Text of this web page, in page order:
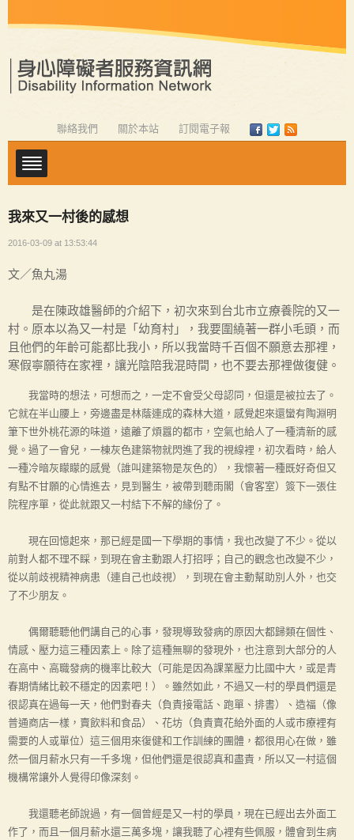
聯絡我們 關於本站 訂閱電子報
我來又一村後的感想
2016-03-09 at 13:53:44
文／魚丸湯
是在陳政雄醫師的介紹下，初次來到台北市立療養院的又一
村。原本以為又一村是「幼育村」，我要圍繞著一群小毛頭，而
且他們的年齡可能都比我小，所以我當時千百個不願意去那裡，
寒假寧願待在家裡，讓光陰陪我混時間，也不要去那裡做復健。
我當時的想法，可想而之，一定不會受父母認同，但還是被拉去了。
它就在半山腰上，旁邊盡是林蔭連成的森林大道，感覺起來還蠻有陶淵明
筆下世外桃花源的味道，遠離了煩囂的都市，空氣也給人了一種清新的感
覺。過了一會兒，一棟灰色建築物就閃進了我的視線裡，初次看時，給人
一種冷暗灰矇矇的感覺（誰叫建築物是灰色的），我懷著一種既好奇但又
有點不甘願的心情進去，見到醫生，被帶到聽雨閣（會客室）簽下一張住
院程序單，從此就跟又一村結下不解的緣份了。
現在回憶起來，那已經是國一下學期的事情，我也改變了不少。從以
前對人都不理不睬，到現在會主動跟人打招呼；自己的觀念也改變不少，
從以前歧視精神病患（連自己也歧視），到現在會主動幫助別人外，也交
了不少朋友。
偶爾聽聽他們講自己的心事，發現導致發病的原因大都歸類在個性、
情感、壓力這三種因素上。除了這種無聊的發現外，也注意到大部分的人
在高中、高職發病的機率比較大（可能是因為課業壓力比國中大，或是青
春期情緒比較不穩定的因素吧！）。雖然如此，不過又一村的學員們還是
很認真在過每一天，他們對春夫（負責接電話、跑單、排書）、造福（像
普通商店一樣，賣飲料和食品）、花坊（負責賣花給外面的人或市療裡有
需要的人或單位）這三個用來復健和工作訓練的團體，都很用心在做，雖
然一個月薪水只有一千多塊，但他們還是很認真和盡責，所以又一村這個
機構常讓外人覺得印像深刻。
我還聽老師說過，有一個曾經是又一村的學員，現在已經出去外面工
作了，而且一個月薪水還三萬多塊，讓我聽了心裡有些佩服，體會到生病